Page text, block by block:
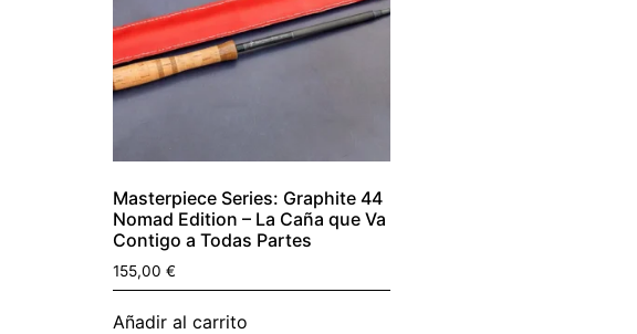
Masterpiece Series: Graphite 44
Nomad Edition – La Caña que Va
Contigo a Todas Partes
155,00 €
Añadir al carrito